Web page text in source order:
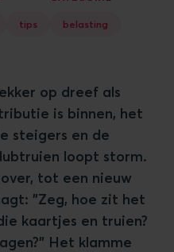
tips belasting
op dreef als
is binnen, het
steigers en de
loopt storm.
tot een nieuw
"Zeg, hoe zit het
kaartjes en truien?
Het klamme